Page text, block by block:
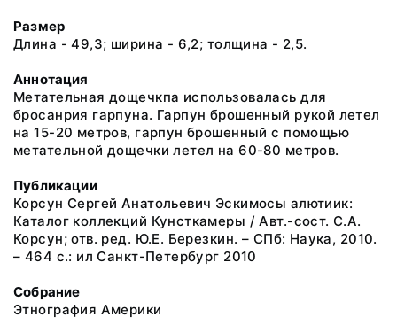
Размер
Длина - 49,3; ширина - 6,2; толщина - 2,5.
Аннотация
Метательная дощечкпа использовалась для
бросанрия гарпуна. Гарпун брошенный рукой летел
на 15-20 метров, гарпун брошенный с помощью
метательной дощечки летел на 60-80 метров.
Публикации
Корсун Сергей Анатольевич Эскимосы алютиик:
Каталог коллекций Кунсткамеры / Авт.-сост. С.А.
Корсун; отв. ред. Ю.Е. Березкин. – СПб: Наука, 2010.
– 464 с.: ил Санкт-Петербург 2010
Собрание
Этнография Америки